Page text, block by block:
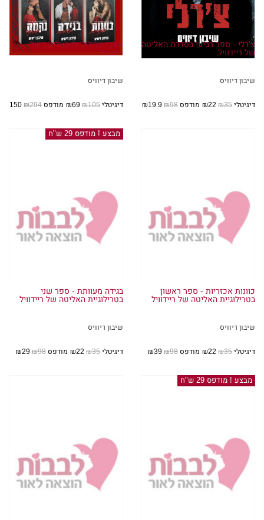
צ'רלי - ספר רביעי בסדרת האליטה
של ריידוויל
שיבון דיוויס
דיגיטלי₪35 מודפס₪98
מארז טרילוגיית האליטה של
ריידוויל
שיבון דיוויס
דיגיטלי₪105 מודפס₪294
כוונות אכזריות - ספר ראשון
בטרילוגיית האליטה של ריידוויל
שיבון דיוויס
דיגיטלי₪35 מודפס₪98
מבצע ! מודפס 29 ש"ח
בגידה מעוותת - ספר שני
בטרילוגיית האליטה של ריידוויל
שיבון דיוויס
דיגיטלי₪35 מודפס₪98
מבצע ! מודפס 29 ש"ח